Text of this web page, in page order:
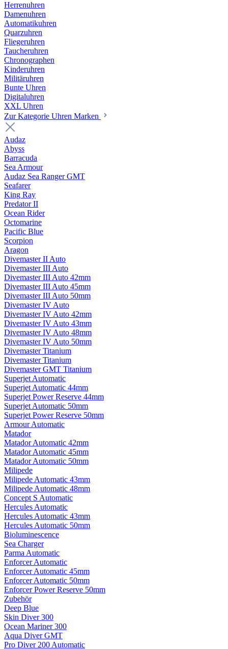
Herrenuhren
Damenuhren
Automatikuhren
Quarzuhren
Fliegeruhren
Taucheruhren
Chronographen
Kinderuhren
Militäruhren
Bunte Uhren
Digitaluhren
XXL Uhren
Zur Kategorie Uhren Marken
Audaz
Abyss
Barracuda
Sea Armour
Audaz Sea Ranger GMT
Seafarer
King Ray
Predator II
Ocean Rider
Octomarine
Pacific Blue
Scorpion
Aragon
Divemaster II Auto
Divemaster III Auto
Divemaster III Auto 42mm
Divemaster III Auto 45mm
Divemaster III Auto 50mm
Divemaster IV Auto
Divemaster IV Auto 42mm
Divemaster IV Auto 43mm
Divemaster IV Auto 48mm
Divemaster IV Auto 50mm
Divemaster Titanium
Divemaster Titanium
Divemaster GMT Titanium
Superjet Automatic
Superjet Automatic 44mm
Superjet Power Reserve 44mm
Superjet Automatic 50mm
Superjet Power Reserve 50mm
Armour Automatic
Matador
Matador Automatic 42mm
Matador Automatic 45mm
Matador Automatic 50mm
Milipede
Milipede Automatic 43mm
Milipede Automatic 48mm
Concept S Automatic
Hercules Automatic
Hercules Automatic 43mm
Hercules Automatic 50mm
Bioluminescence
Sea Charger
Parma Automatic
Enforcer Automatic
Enforcer Automatic 45mm
Enforcer Automatic 50mm
Enforcer Power Reserve 50mm
Zubehör
Deep Blue
Skin Diver 300
Ocean Mariner 300
Aqua Diver GMT
Pro Diver 200 Automatic